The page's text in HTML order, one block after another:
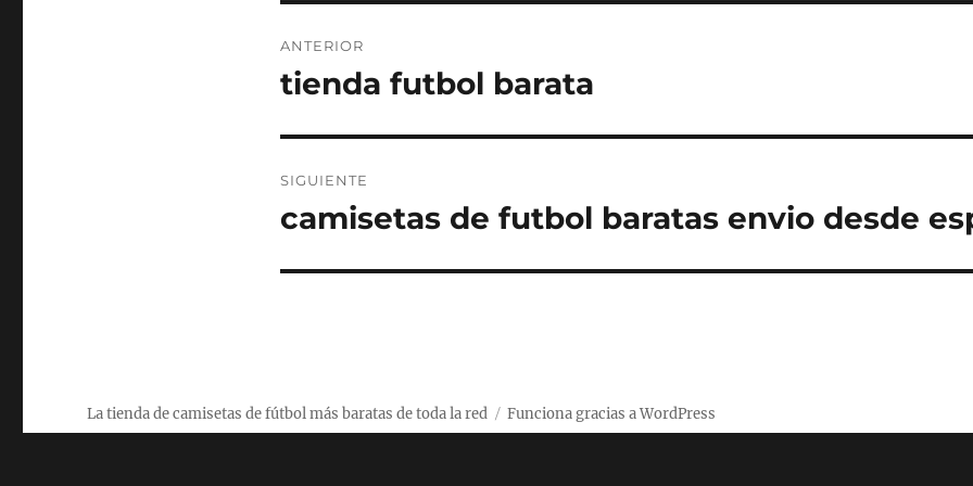
de
ANTERIOR
Entrada
tienda futbol barata
SIGUIENTE
Entrada
camisetas de futbol baratas envio desde
La tienda de camisetas de fútbol más baratas de toda la red Funciona gracias a WordPress